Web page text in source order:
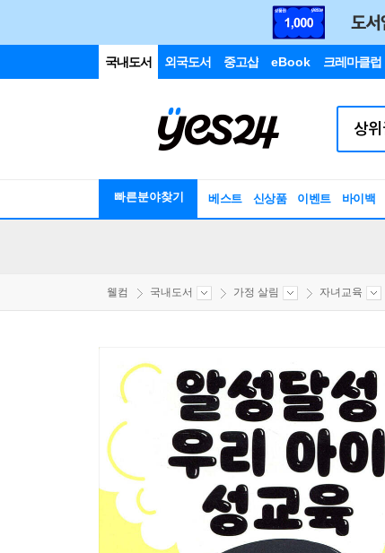
국내도서 외국도서 중고샵 eBook 크레마클럽
빠른분야찾기 베스트 신상품 이벤트 바이백
웰컴 국내도서 가정 살림 자녀교육